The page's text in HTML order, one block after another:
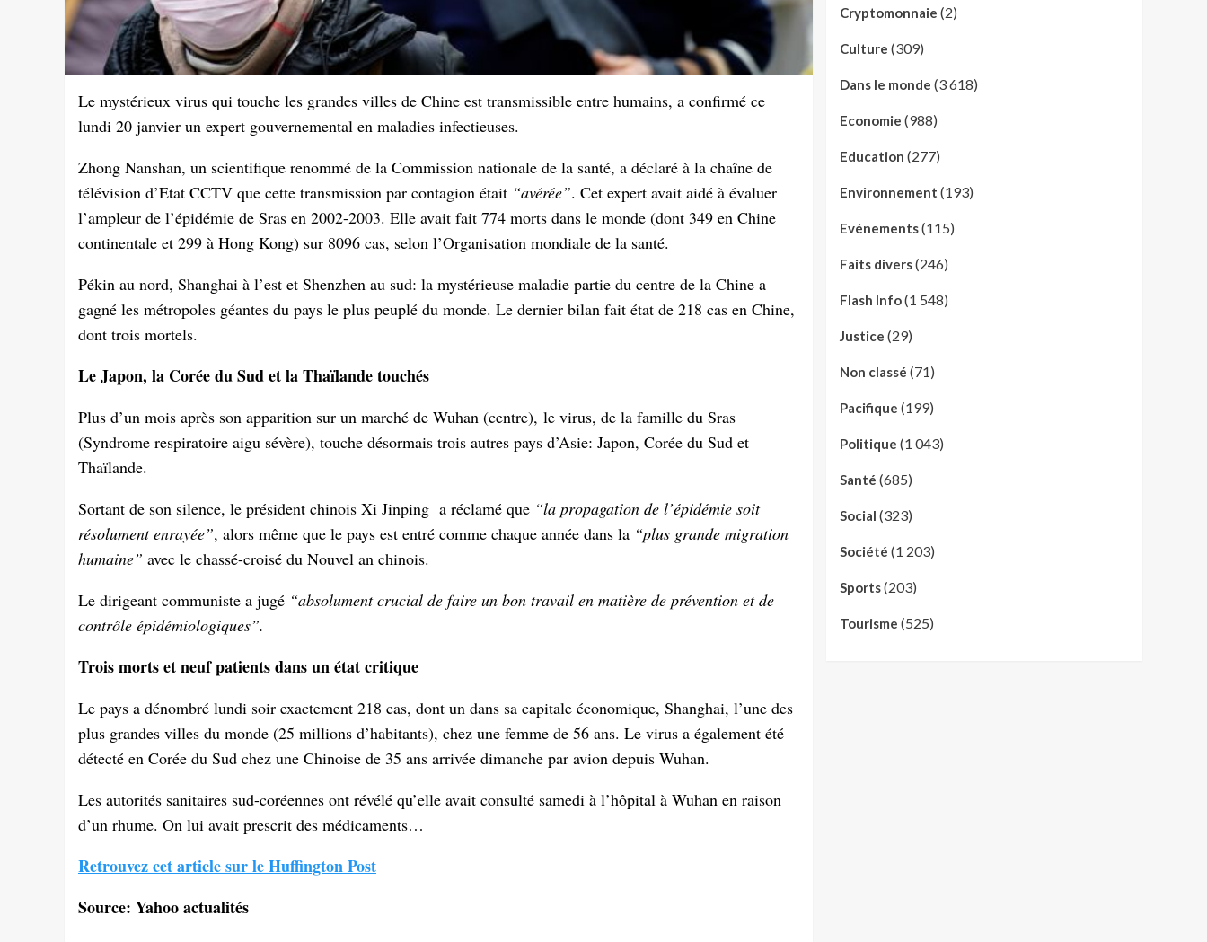
Le mystérieux virus qui touche les grandes villes de Chine est transmissible entre humains, a confirmé ce
lundi 20 janvier un expert gouvernemental en maladies infectieuses.
Zhong Nanshan, un scientifique renommé de la Commission nationale de la santé, a déclaré à la chaîne de
télévision d’Etat CCTV que cette transmission par contagion était “avérée”. Cet expert avait aidé à évaluer
l’ampleur de l’épidémie de Sras en 2002-2003. Elle avait fait 774 morts dans le monde (dont 349 en Chine
continentale et 299 à Hong Kong) sur 8096 cas, selon l’Organisation mondiale de la santé.
Pékin au nord, Shanghai à l’est et Shenzhen au sud: la mystérieuse maladie partie du centre de la Chine a
gagné les métropoles géantes du pays le plus peuplé du monde. Le dernier bilan fait état de 218 cas en Chine,
dont trois mortels.
Le Japon, la Corée du Sud et la Thaïlande touchés
Plus d’un mois après son apparition sur un marché de Wuhan (centre), le virus, de la famille du Sras
(Syndrome respiratoire aigu sévère), touche désormais trois autres pays d’Asie: Japon, Corée du Sud et
Thaïlande.
Sortant de son silence, le président chinois Xi Jinping a réclamé que “la propagation de l’épidémie soit
résolument enrayée”, alors même que le pays est entré comme chaque année dans la “plus grande migration
humaine” avec le chassé-croisé du Nouvel an chinois.
Le dirigeant communiste a jugé “absolument crucial de faire un bon travail en matière de prévention et de
contrôle épidémiologiques”.
Trois morts et neuf patients dans un état critique
Le pays a dénombré lundi soir exactement 218 cas, dont un dans sa capitale économique, Shanghai, l’une des
plus grandes villes du monde (25 millions d’habitants), chez une femme de 56 ans. Le virus a également été
détecté en Corée du Sud chez une Chinoise de 35 ans arrivée dimanche par avion depuis Wuhan.
Les autorités sanitaires sud-coréennes ont révélé qu’elle avait consulté samedi à l’hôpital à Wuhan en raison
d’un rhume. On lui avait prescrit des médicaments…
Retrouvez cet article sur le Huffington Post
Source: Yahoo actualités
Cryptomonnaie (2)
Culture (309)
Dans le monde (3 618)
Economie (988)
Education (277)
Environnement (193)
Evénements(115)
Faits divers(246)
Flash Info(1 548)
Justice (29)
Non classé (71)
Pacifique (199)
Politique (1 043)
Santé (685)
Social (323)
Société (1 203)
Sports(203)
Tourisme (525)